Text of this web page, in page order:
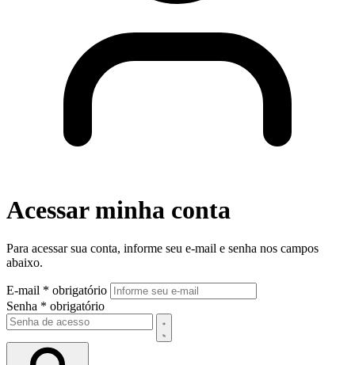
Acessar minha conta
Para acessar sua conta, informe seu e-mail e senha nos campos
abaixo.
E-mail * obrigatório
Senha * obrigatório